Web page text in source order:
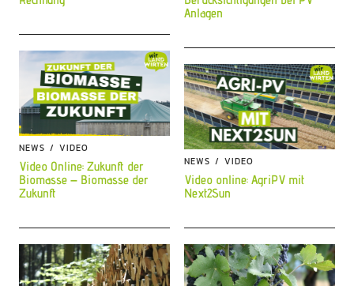
Anlagen
NEWS VIDEO
Video Online: Zukunft der
Biomasse – Biomasse der
Zukunft
NEWS VIDEO
Video online: AgriPV mit
Next2Sun